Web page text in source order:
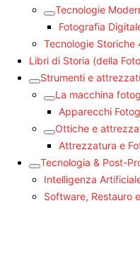
Tecnologie
Fotografia
Tecnologie Storiche
Libri di Storia (della
Strumenti e
La macchina
Apparecchi
Ottiche e
Attrezzatura e
Tecnologia & Post-
Intelligenza
Software, Restauro